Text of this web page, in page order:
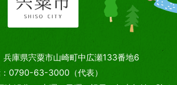
庫県宍粟市山崎町中広瀬133番地6
0790-63-3000（代表）